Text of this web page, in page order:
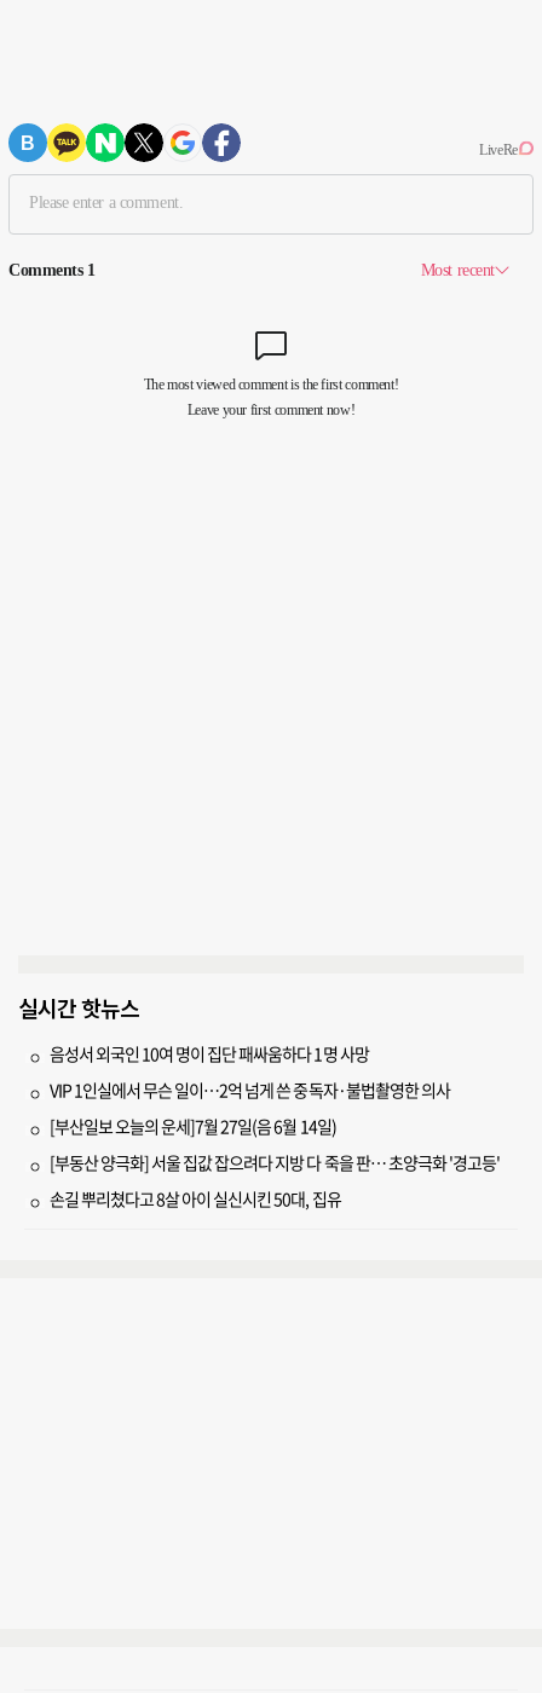
실시간 핫뉴스
음성서 외국인 10여 명이 집단 패싸움하다 1명 사망
VIP 1인실에서 무슨 일이…2억 넘게 쓴 중독자·불법촬영한 의사
[부산일보 오늘의 운세]7월 27일(음 6월 14일)
[부동산 양극화] 서울 집값 잡으려다 지방 다 죽을 판… 초양극화 '경고등'
손길 뿌리쳤다고 8살 아이 실신시킨 50대, 집유